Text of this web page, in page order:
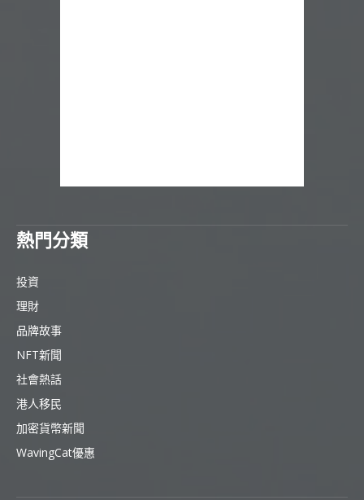
熱門分類
投資
理財
品牌故事
NFT新聞
社會熱話
港人移民
加密貨幣新聞
WavingCat優惠